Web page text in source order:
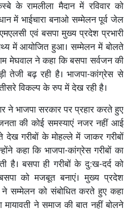
के रामलीला मैदान में रविवार को
में भाईचारा बनाओ सम्मेलन पूर्व जेल
एवं बसपा मुख्य प्रदेश प्रभारी
में आयोजित हुआ। सम्मेलन में बोलते
मेघवाल ने कहा कि बसपा सर्वजन की
तेजी बढ़ रही है। भाजपा-कांग्रेस से
विकल्प के रुप में देख रही है।
ने भाजपा सरकार पर प्रहार करते हुए
की कोई समस्याएं नजर नहीं आई
गरीबों के मोहल्ले में जाकर गरीबों
कहा कि भाजपा-कांग्रेस गरीबों का
है। बसपा ही गरीबों के दु:ख-दर्द को
को मजबूत बनाएं। मुख्य प्रदेश
ने सम्मेलन को संबोधित करते हुए कहा
मायावती ने समाज की बात नहीं बोलने